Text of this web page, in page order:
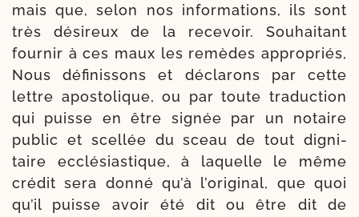
mais que, selon nos infor­ma­tions, ils sont
très dési­reux de la rece­voir. Souhaitant
four­nir à ces maux les remèdes appro­priés,
Nous défi­nis­sons et décla­rons par cette
lettre apos­to­lique, ou par toute tra­duc­tion
qui puisse en être signée par un notaire
public et scel­lée du sceau de tout digni­
taire ecclé­sias­tique, à laquelle le même
cré­dit sera don­né qu’à l’o­ri­gi­nal, que quoi
qu’il puisse avoir été dit ou être dit de